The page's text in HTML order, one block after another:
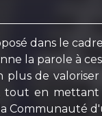
dans le
la parole à
plus de
tout en
la